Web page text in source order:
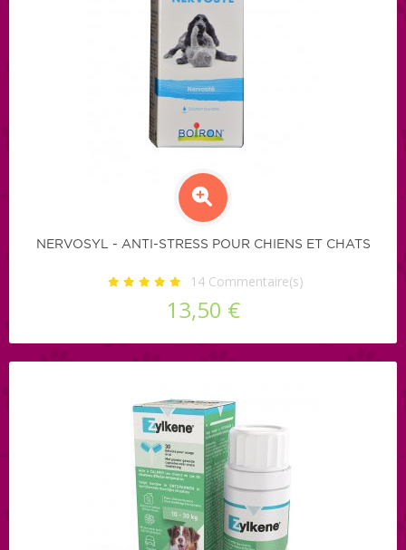
NERVOSYL - ANTI-STRESS POUR CHIENS ET CHATS
14 Commentaire(s)
13,50 €